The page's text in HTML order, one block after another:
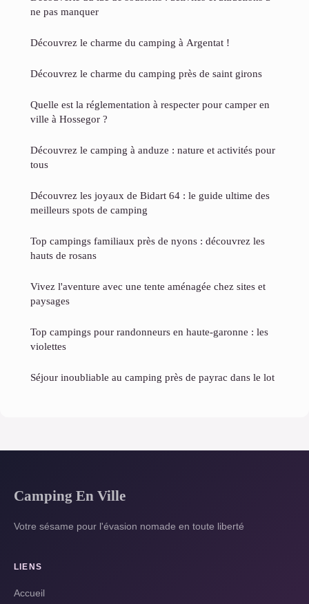
ne pas manquer
Découvrez le charme du camping à Argentat !
Découvrez le charme du camping près de saint girons
Quelle est la réglementation à respecter pour camper en
ville à Hossegor ?
Découvrez le camping à anduze : nature et activités pour
tous
Découvrez les joyaux de Bidart 64 : le guide ultime des
meilleurs spots de camping
Top campings familiaux près de nyons : découvrez les
hauts de rosans
Vivez l'aventure avec une tente aménagée chez sites et
paysages
Top campings pour randonneurs en haute-garonne : les
violettes
Séjour inoubliable au camping près de payrac dans le lot
Camping En Ville
Votre sésame pour l'évasion nomade en toute liberté
LIENS
Accueil